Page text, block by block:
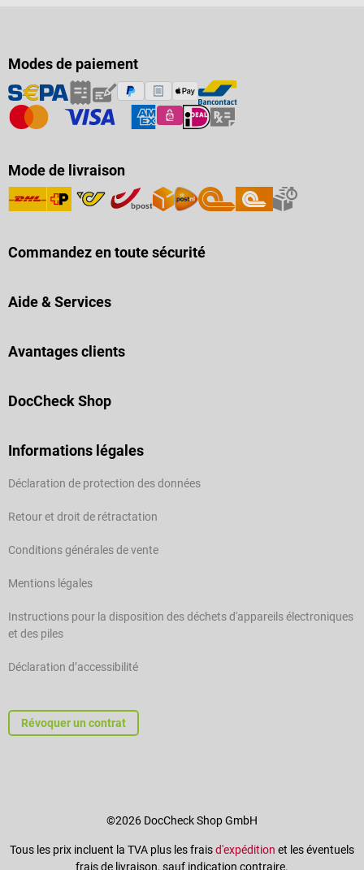
Modes de paiement
Mode de livraison
Commandez en toute sécurité
Aide & Services
Avantages clients
DocCheck Shop
Informations légales
Déclaration de protection des données
Retour et droit de rétractation
Conditions générales de vente
Mentions légales
Instructions pour la disposition des déchets d'appareils électroniques
et des piles
Déclaration d’accessibilité
Révoquer un contrat
©2026 DocCheck Shop GmbH
Tous les prix incluent la TVA plus les fraisd'expédition et les éventuels
frais de livraison, sauf indication contraire.